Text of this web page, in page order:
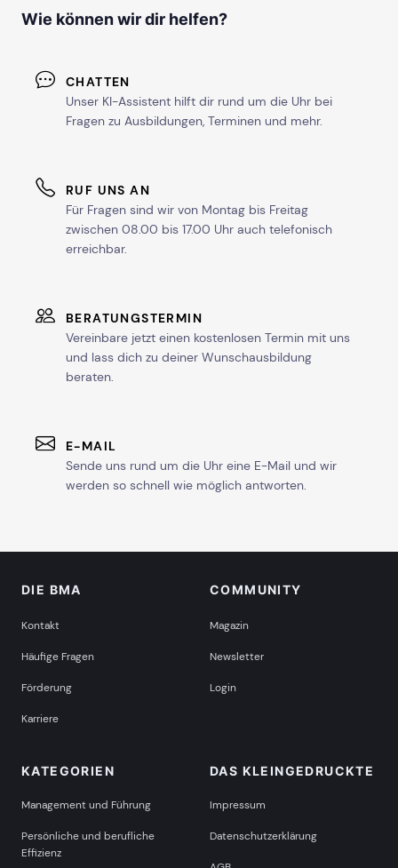
Wie können wir dir helfen?
CHATTEN
Unser KI-Assistent hilft dir rund um die Uhr bei
Fragen zu Ausbildungen, Terminen und mehr.
RUF UNS AN
Für Fragen sind wir von Montag bis Freitag
zwischen 08.00 bis 17.00 Uhr auch telefonisch
erreichbar.
BERATUNGSTERMIN
Vereinbare jetzt einen kostenlosen Termin mit uns
und lass dich zu deiner Wunschausbildung
beraten.
E-MAIL
Sende uns rund um die Uhr eine E-Mail und wir
werden so schnell wie möglich antworten.
DIE BMA
Kontakt
Häufige Fragen
Förderung
Karriere
COMMUNITY
Magazin
Newsletter
Login
KATEGORIEN
Management und Führung
Persönliche und berufliche
Effizienz
DAS KLEINGEDRUCKTE
Impressum
Datenschutzerklärung